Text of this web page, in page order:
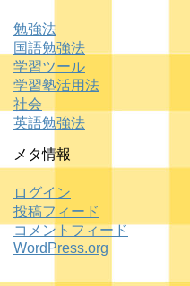
勉強法
国語勉強法
学習ツール
学習塾活用法
社会
英語勉強法
メタ情報
ログイン
投稿フィード
コメントフィード
WordPress.org